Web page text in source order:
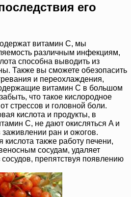
его
витамин С, мы
различным инфекциям,
способна выводить из
Также вы сможете обезопасить
и переохлаждения,
витамин C в большом
что такое кислородное
стрессов и головной боли.
кислота и продукты, в
C, не дают окисляться A и
заживлении ран и ожогов.
кислота также работу печени,
сосудам, удаляет
препятствуя появлению